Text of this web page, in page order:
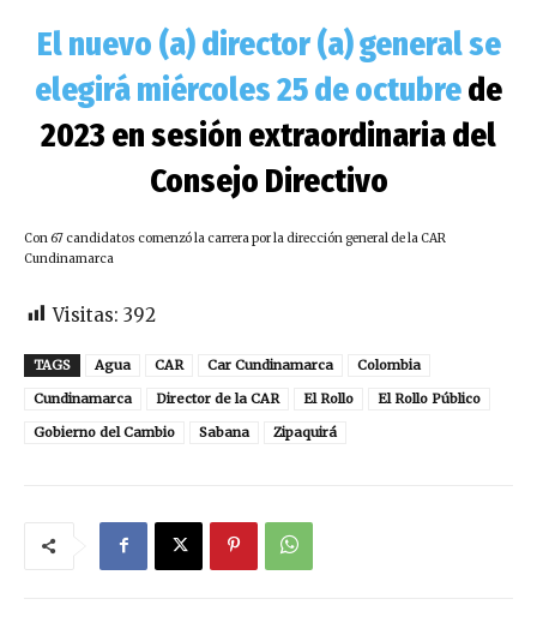
El nuevo (a) director (a) general se
elegirá miércoles 25 de octubrede
2023 en sesión extraordinaria del
Consejo Directivo
Con 67 candidatos comenzó la carrera por la dirección general de la CAR
Cundinamarca
Visitas: 392
TAGS Agua CAR Car Cundinamarca
Colombia
Cundinamarca
Director de la CAR El Rollo
El Rollo Público
Gobierno del Cambio
Sabana Zipaquirá